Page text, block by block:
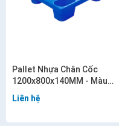
Pallet Nhựa Chân Cốc
1200x800x140MM - Màu
Liên hệ